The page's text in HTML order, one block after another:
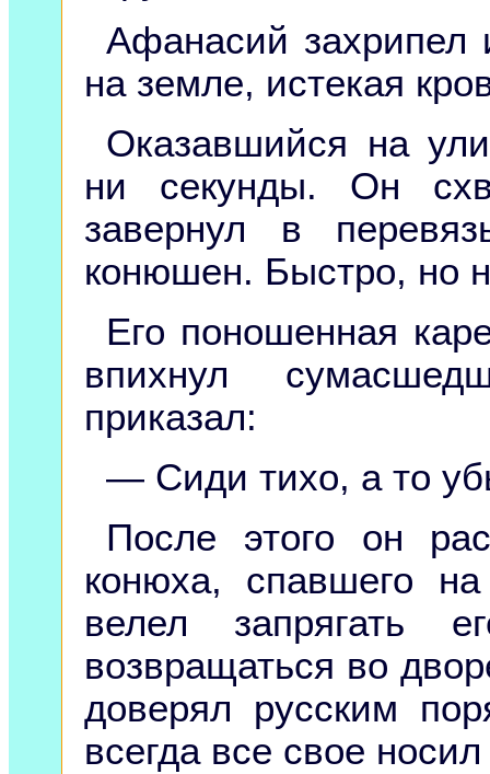
Афанасий захрипел
на земле, истекая
Оказавшийся на
ни секунды. Он
завернул в
конюшен. Быстро, но
Его поношенная
впихнул
приказал:
— Сиди тихо, а то
После этого он
конюха, спавшего
велел запрягать
возвращаться во
доверял русским
всегда все свое